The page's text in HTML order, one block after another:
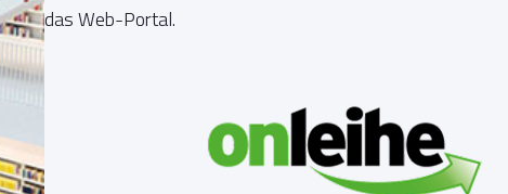
das Web-Portal.